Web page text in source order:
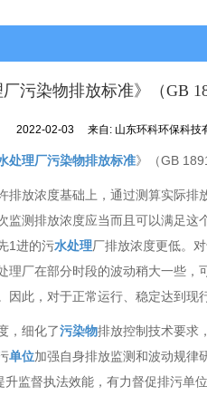
厂污染物排放标准》（GB
2022-02-03 来自: 山东环科环保科技
处理厂污染物排放标准》（GB
排放浓度基础上，通过测算实际排
测排放浓度应当而且可以满足这
1进的污水处理厂排放浓度更低。
理厂在部分时段的波动稍大一些，
此，对于正常运行、稳定达到现
，细化了污染物排放控制技术要求
单位加强自身排放监测和波动规律
升监督执法效能，有力督促排污